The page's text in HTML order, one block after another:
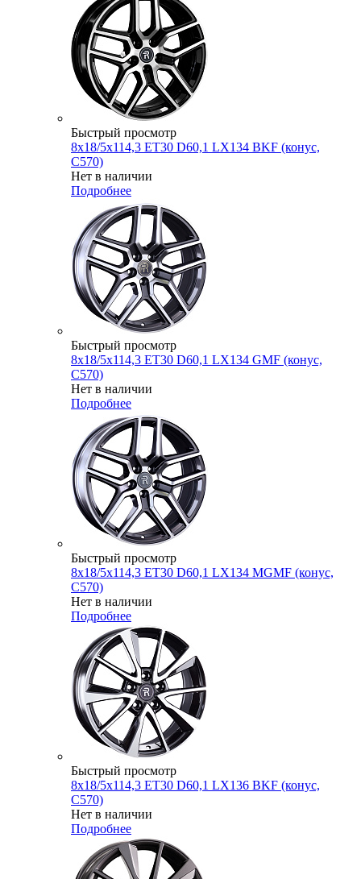
Быстрый просмотр
8x18/5x114,3 ET30 D60,1 LX134 BKF (конус,
C570)
Нет в наличии
Подробнее
Быстрый просмотр
8x18/5x114,3 ET30 D60,1 LX134 GMF (конус,
C570)
Нет в наличии
Подробнее
Быстрый просмотр
8x18/5x114,3 ET30 D60,1 LX134 MGMF (конус,
C570)
Нет в наличии
Подробнее
Быстрый просмотр
8x18/5x114,3 ET30 D60,1 LX136 BKF (конус,
C570)
Нет в наличии
Подробнее